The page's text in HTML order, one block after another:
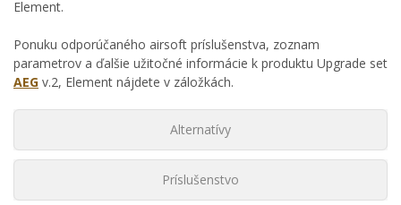
Element.
Ponuku odporúčaného airsoft príslušenstva, zoznam
parametrov a ďalšie užitočné informácie k produktu Upgrade set
AEG v.2, Element nájdete v záložkách.
Alternatívy
Príslušenstvo